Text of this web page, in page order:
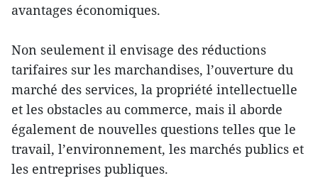
avantages économiques.
Non seulement il envisage des réductions
tarifaires sur les marchandises, l’ouverture du
marché des services, la propriété intellectuelle
et les obstacles au commerce, mais il aborde
également de nouvelles questions telles que le
travail, l’environnement, les marchés publics et
les entreprises publiques.